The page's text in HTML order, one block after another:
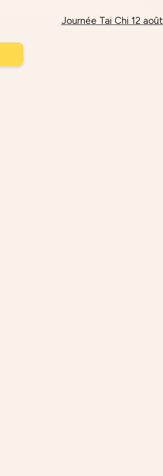
Journée Tai Chi 12 août